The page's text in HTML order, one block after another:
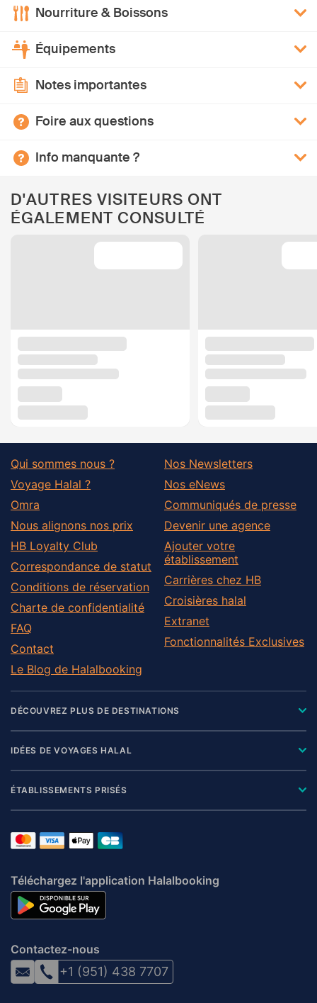
Nourriture & Boissons
Équipements
Notes importantes
Foire aux questions
Info manquante ?
D'AUTRES VISITEURS ONT
ÉGALEMENT CONSULTÉ
Qui sommes nous ?
Voyage Halal ?
Omra
Nous alignons nos prix
HB Loyalty Club
Correspondance de statut
Conditions de réservation
Charte de confidentialité
FAQ
Contact
Le Blog de Halalbooking
Nos Newsletters
Nos eNews
Communiqués de presse
Devenir une agence
Ajouter votre
établissement
Carrières chez HB
Croisières halal
Extranet
Fonctionnalités Exclusives
DÉCOUVREZ PLUS DE DESTINATIONS
IDÉES DE VOYAGES HALAL
ÉTABLISSEMENTS PRISÉS
Téléchargez l'application Halalbooking
Contactez-nous
+1 (951) 438 7707